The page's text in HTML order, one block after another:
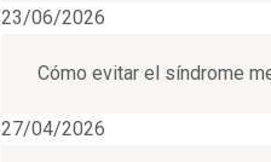
23/06/2026
Cómo evitar el síndrome
27/04/2026